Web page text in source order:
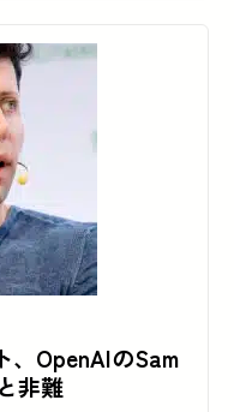
、OpenAIのSam
非難